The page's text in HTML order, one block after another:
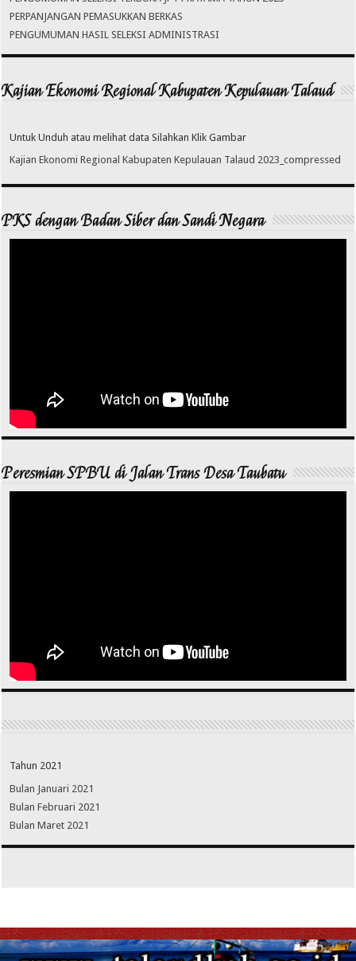
PERPANJANGAN PEMASUKKAN BERKAS
PENGUMUMAN HASIL SELEKSI ADMINISTRASI
Kajian Ekonomi Regional Kabupaten Kepulauan Talaud
Untuk Unduh atau melihat data Silahkan Klik Gambar
Kajian Ekonomi Regional Kabupaten Kepulauan Talaud 2023_compressed
PKS dengan Badan Siber dan Sandi Negara
Peresmian SPBU di Jalan Trans Desa Taubatu
Tahun 2021
Bulan Januari 2021
Bulan Februari 2021
Bulan Maret 2021